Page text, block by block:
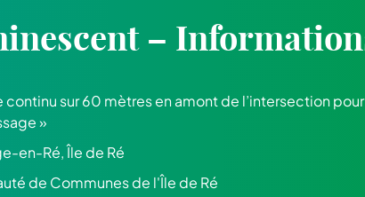
–
sur 60 mètres en amont de l’intersection
»
en-Ré, Île de Ré
de Communes de l'Île de Ré